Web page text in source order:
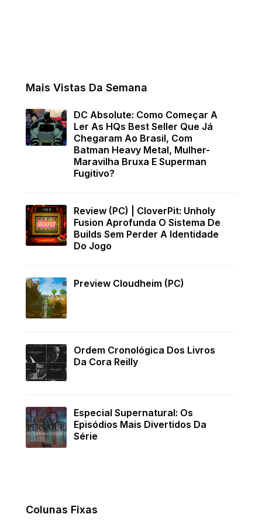
Mais Vistas Da Semana
DC Absolute: Como Começar A
Ler As HQs Best Seller Que Já
Chegaram Ao Brasil, Com
Batman Heavy Metal, Mulher-
Maravilha Bruxa E Superman
Fugitivo?
Review (PC) | CloverPit: Unholy
Fusion Aprofunda O Sistema De
Builds Sem Perder A Identidade
Do Jogo
Preview Cloudheim (PC)
Ordem Cronológica Dos Livros
Da Cora Reilly
Especial Supernatural: Os
Episódios Mais Divertidos Da
Série
Colunas Fixas